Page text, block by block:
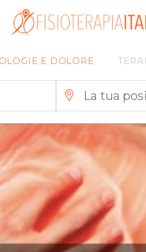
E DOLORE